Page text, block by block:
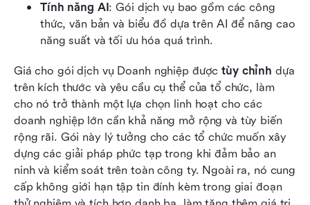
Tính năng AI : Gói dịch vụ bao gồm các công
thức, văn bản và biểu đồ dựa trên AI để nâng cao
năng suất và tối ưu hóa quá trình.
Giá cho gói dịch vụ Doanh nghiệp được tùy chỉnh dựa
trên kích thước và yêu cầu cụ thể của tổ chức, làm
cho nó trở thành một lựa chọn linh hoạt cho các
doanh nghiệp lớn cần khả năng mở rộng và tùy biến
rộng rãi. Gói này lý tưởng cho các tổ chức muốn xây
dựng các giải pháp phức tạp trong khi đảm bảo an
ninh và kiểm soát trên toàn công ty. Ngoài ra, nó cung
cấp không giới hạn tập tin đính kèm trong giai đoạn